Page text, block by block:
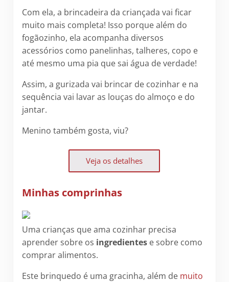
Com ela, a brincadeira da criançada vai ficar
muito mais completa! Isso porque além do
fogãozinho, ela acompanha diversos
acessórios como panelinhas, talheres, copo e
até mesmo uma pia que sai água de verdade!
Assim, a gurizada vai brincar de cozinhar e na
sequência vai lavar as louças do almoço e do
jantar.
Menino também gosta, viu?
Veja os detalhes
Minhas comprinhas
Uma crianças que ama cozinhar precisa
aprender sobre os ingredientes e sobre como
comprar alimentos.
Este brinquedo é uma gracinha, além de muito